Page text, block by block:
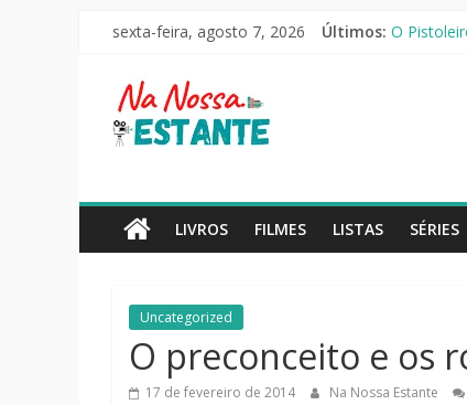
Pular
conteúdo
sexta-feira, agosto 7, 2026 Últimos: O
Mestres
Na
Nossa
Estante
livros,
filmes,
séries
LIVROS FILMES LISTAS SÉRIES
Uncategorized
O preconceito e os
17 de fevereiro de 2014 Na Nossa Estante